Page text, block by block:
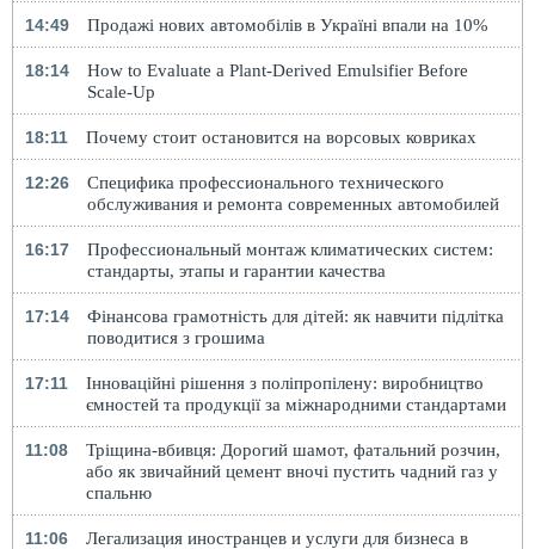
14:49 Продажі нових автомобілів в Україні впали на 10%
18:14
How to Evaluate a Plant-Derived Emulsifier Before
Scale-Up
18:11 Почему стоит остановится на ворсовых ковриках
12:26
Специфика профессионального технического
обслуживания и ремонта современных автомобилей
16:17
Профессиональный монтаж климатических систем:
стандарты, этапы и гарантии качества
17:14
Фінансова грамотність для дітей: як навчити підлітка
поводитися з грошима
17:11
Інноваційні рішення з поліпропілену: виробництво
ємностей та продукції за міжнародними стандартами
11:08
Тріщина-вбивця: Дорогий шамот, фатальний розчин,
або як звичайний цемент вночі пустить чадний газ у
спальню
11:06
Легализация иностранцев и услуги для бизнеса в